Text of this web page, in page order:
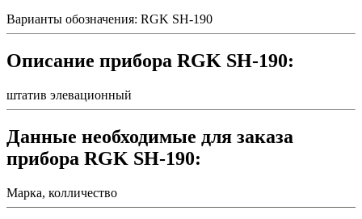
Варианты обозначения: RGK SH-190
Описание прибора RGK SH-190:
штатив элевационный
Данные необходимые для заказа
прибора RGK SH-190:
Марка, колличество